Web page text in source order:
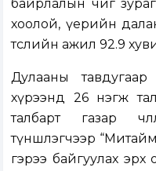
байрлалын чиг
хоолой, үерийн
төслийн ажил 92.9
Дулааны тавдугаар
хүрээнд 26 нэгж
талбарт газар
түншлэгчээр
гэрээ байгуулах эрх